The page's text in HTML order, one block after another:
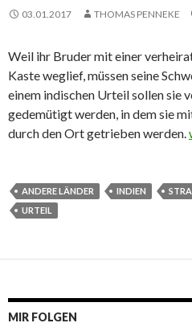
03.01.2017 THOMAS PENNEKE
Weil ihr Bruder mit einer
Kaste weglief, müssen seine
einem indischen Urteil sollen sie
gedemütigt werden, in dem sie
durch den Ort getrieben werden.
ANDERE LÄNDER INDIEN
URTEIL
MIR FOLGEN